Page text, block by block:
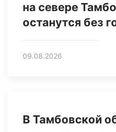
на севере
останутся без
09.08.2026
В Тамбовской